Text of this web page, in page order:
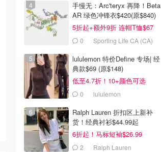
手慢无：Arc'teryx 再降！Beta
AR 绿色冲锋衣$420(原$840)
5折起+额外9折 连帽T恤$67
0 Sporting Life CA (CA)
lululemon 特价Define 专场| 经
典款$69 (原$148)
低至4.7折！10+颜色可选
0 lululemon
Ralph Lauren 折扣区上新补
货！经典衬衫$44.99起
6折起！马标短袖$26.99
2 Ralph Lauren